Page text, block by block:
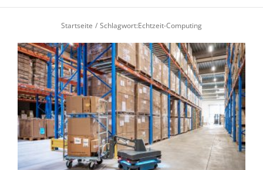
Startseite Schlagwort:Echtzeit-Computing